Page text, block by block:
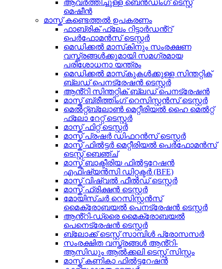
ആവർത്തിച്ചുള്ള ബെൻഡിംഗ് ടെസ്റ്റ്
മെഷീൻ
മാസ്ക് കണ്ടെത്തൽ ഉപകരണം
ഫാബ്രിക് ഫ്ലേം റിട്ടാർഡൻ്റ്
പെർഫോമൻസ് ടെസ്റ്റർ
മെഡിക്കൽ മാസ്‌കിനും സംരക്ഷണ
വസ്ത്രങ്ങൾക്കുമായി സമഗ്രമായ
പരിശോധനാ യന്ത്രം
മെഡിക്കൽ മാസ്‌കുകൾക്കുള്ള സിന്തറ്റിക്
ബ്ലഡ് പെനട്രേഷൻ ടെസ്റ്റർ
ആൻ്റി സിന്തറ്റിക് ബ്ലഡ് പെനട്രേഷൻ
മാസ്ക് ബ്രീത്തിംഗ് റെസിസ്റ്റൻസ് ടെസ്റ്റർ
മെൽറ്റ്ബ്ലോൺ മെറ്റീരിയൽ ഹൈ മെൽറ്റ്
ഫ്ലോ റേറ്റ് ടെസ്റ്റർ
മാസ്ക് ഫിറ്റ് ടെസ്റ്റർ
മാസ്ക് പ്രഷർ ഡിഫറൻസ് ടെസ്റ്റർ
മാസ്ക് ഫിൽട്ടർ മെറ്റീരിയൽ പെർഫോമൻസ്
ടെസ്റ്റ് ബെഞ്ച്
മാസ്ക് ബാക്ടീരിയ ഫിൽട്ടറേഷൻ
എഫിഷ്യൻസി ഡിറ്റക്ടർ (BFE)
മാസ്ക് വിഷ്വൽ ഫീൽഡ് ടെസ്റ്റർ
മാസ്ക് ഫ്രിക്ഷൻ ടെസ്റ്റർ
മോയിസ്ചർ റെസിസ്റ്റൻസ്
മൈക്രോബയൽ പെനട്രേഷൻ ടെസ്റ്റർ
ആൻ്റി-ഡ്രൈ മൈക്രോബയൽ
പെനെട്രേഷൻ ടെസ്റ്റർ
ബ്ലോക്ക് ടെസ്റ്റ് സാമ്പിൾ പ്രോസസർ
സംരക്ഷിത വസ്ത്രങ്ങൾ ആൻ്റി-
ആസിഡും ആൽക്കലി ടെസ്റ്റ് സിസ്റ്റം
മാസ്ക് കണികാ ഫിൽട്ടറേഷൻ